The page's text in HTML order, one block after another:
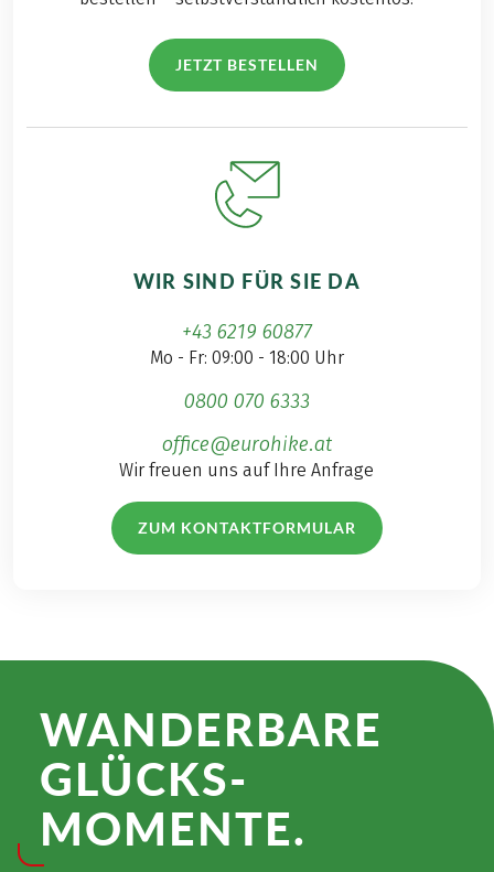
JETZT BESTELLEN
WIR SIND FÜR SIE DA
+43 6219 60877
Mo - Fr: 09:00 - 18:00 Uhr
0800 070 6333
office@eurohike.at
Wir freuen uns auf Ihre Anfrage
ZUM KONTAKTFORMULAR
WANDER­BARE
GLÜCKS­
MOMENTE.